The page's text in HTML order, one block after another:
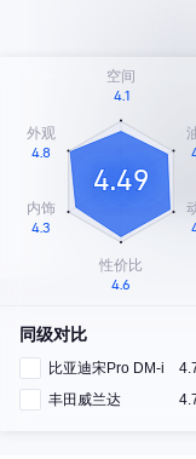
同级对比
比亚迪宋Pro DM-i
丰田威兰达